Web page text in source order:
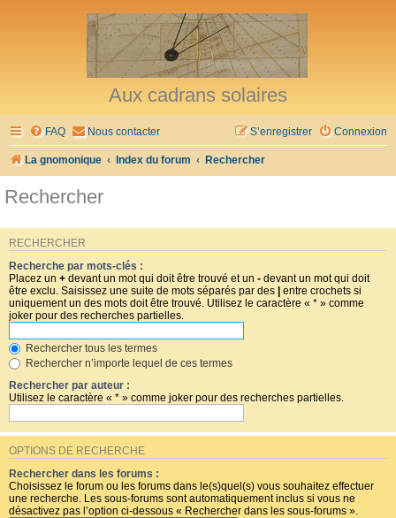
Aux cadrans solaires
FAQ Nous contacter Connexion
S’enregistrer
La gnomonique Index du forum Rechercher
Rechercher
RECHERCHER
Recherche par mots-clés :
Placez un + devant un mot qui doit être trouvé et un - devant un mot qui doit
être exclu. Saisissez une suite de mots séparés par des | entre crochets si
uniquement un des mots doit être trouvé. Utilisez le caractère « * » comme
joker pour des recherches partielles.
Rechercher tous les termes
Rechercher n’importe lequel de ces termes
Rechercher par auteur :
Utilisez le caractère « * » comme joker pour des recherches partielles.
OPTIONS DE RECHERCHE
Rechercher dans les forums :
Choisissez le forum ou les forums dans le(s)quel(s) vous souhaitez effectuer
une recherche. Les sous-forums sont automatiquement inclus si vous ne
désactivez pas l’option ci-dessous « Rechercher dans les sous-forums ».